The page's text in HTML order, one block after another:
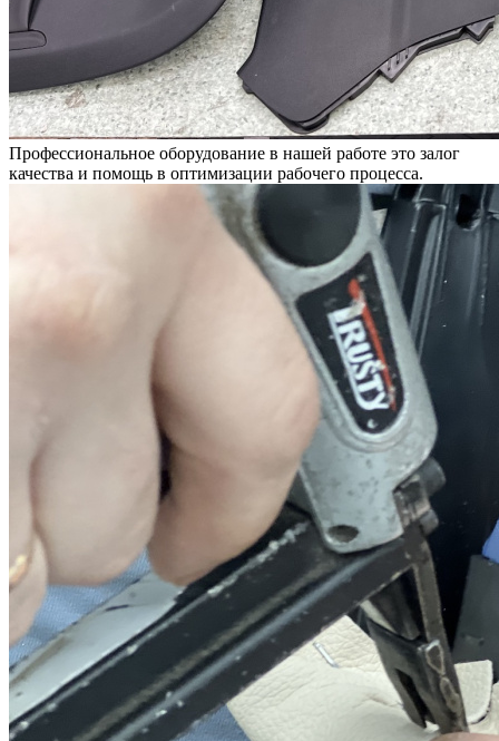
Профессиональное оборудование в нашей работе это залог
качества и помощь в оптимизации рабочего процесса.